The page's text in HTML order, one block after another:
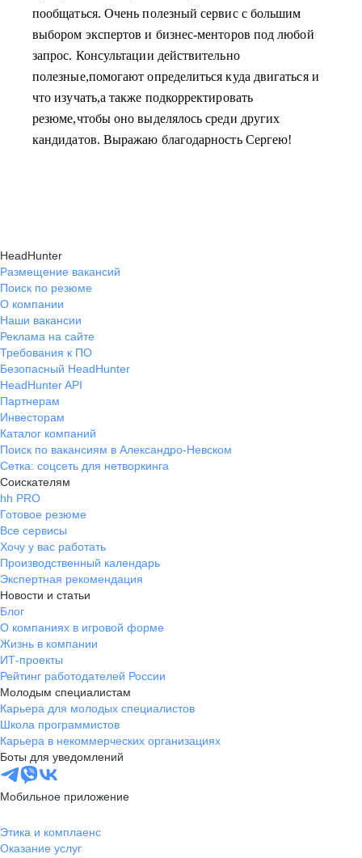
пообщаться. Очень полезный сервис с большим
выбором экспертов и бизнес-менторов под любой
запрос. Консультации действительно
полезные,помогают определиться куда двигаться и
что изучать,а также подкорректировать
резюме,чтобы оно выделялось среди других
кандидатов. Выражаю благодарность Сергею!
HeadHunter
Размещение вакансий
Поиск по резюме
О компании
Наши вакансии
Реклама на сайте
Требования к ПО
Безопасный HeadHunter
HeadHunter API
Партнерам
Инвесторам
Каталог компаний
Поиск по вакансиям в Александро-Невском
Сетка: соцсеть для нетворкинга
Соискателям
hh PRO
Готовое резюме
Все сервисы
Хочу у вас работать
Производственный календарь
Экспертная рекомендация
Новости и статьи
Блог
О компаниях в игровой форме
Жизнь в компании
ИТ-проекты
Рейтинг работодателей России
Молодым специалистам
Карьера для молодых специалистов
Школа программистов
Карьера в некоммерческих организациях
Боты для уведомлений
Мобильное приложение
Этика и комплаенс
Оказание услуг